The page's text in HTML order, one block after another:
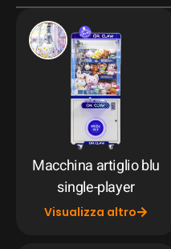
Macchina artiglio blu
single-player
Visualizza altro